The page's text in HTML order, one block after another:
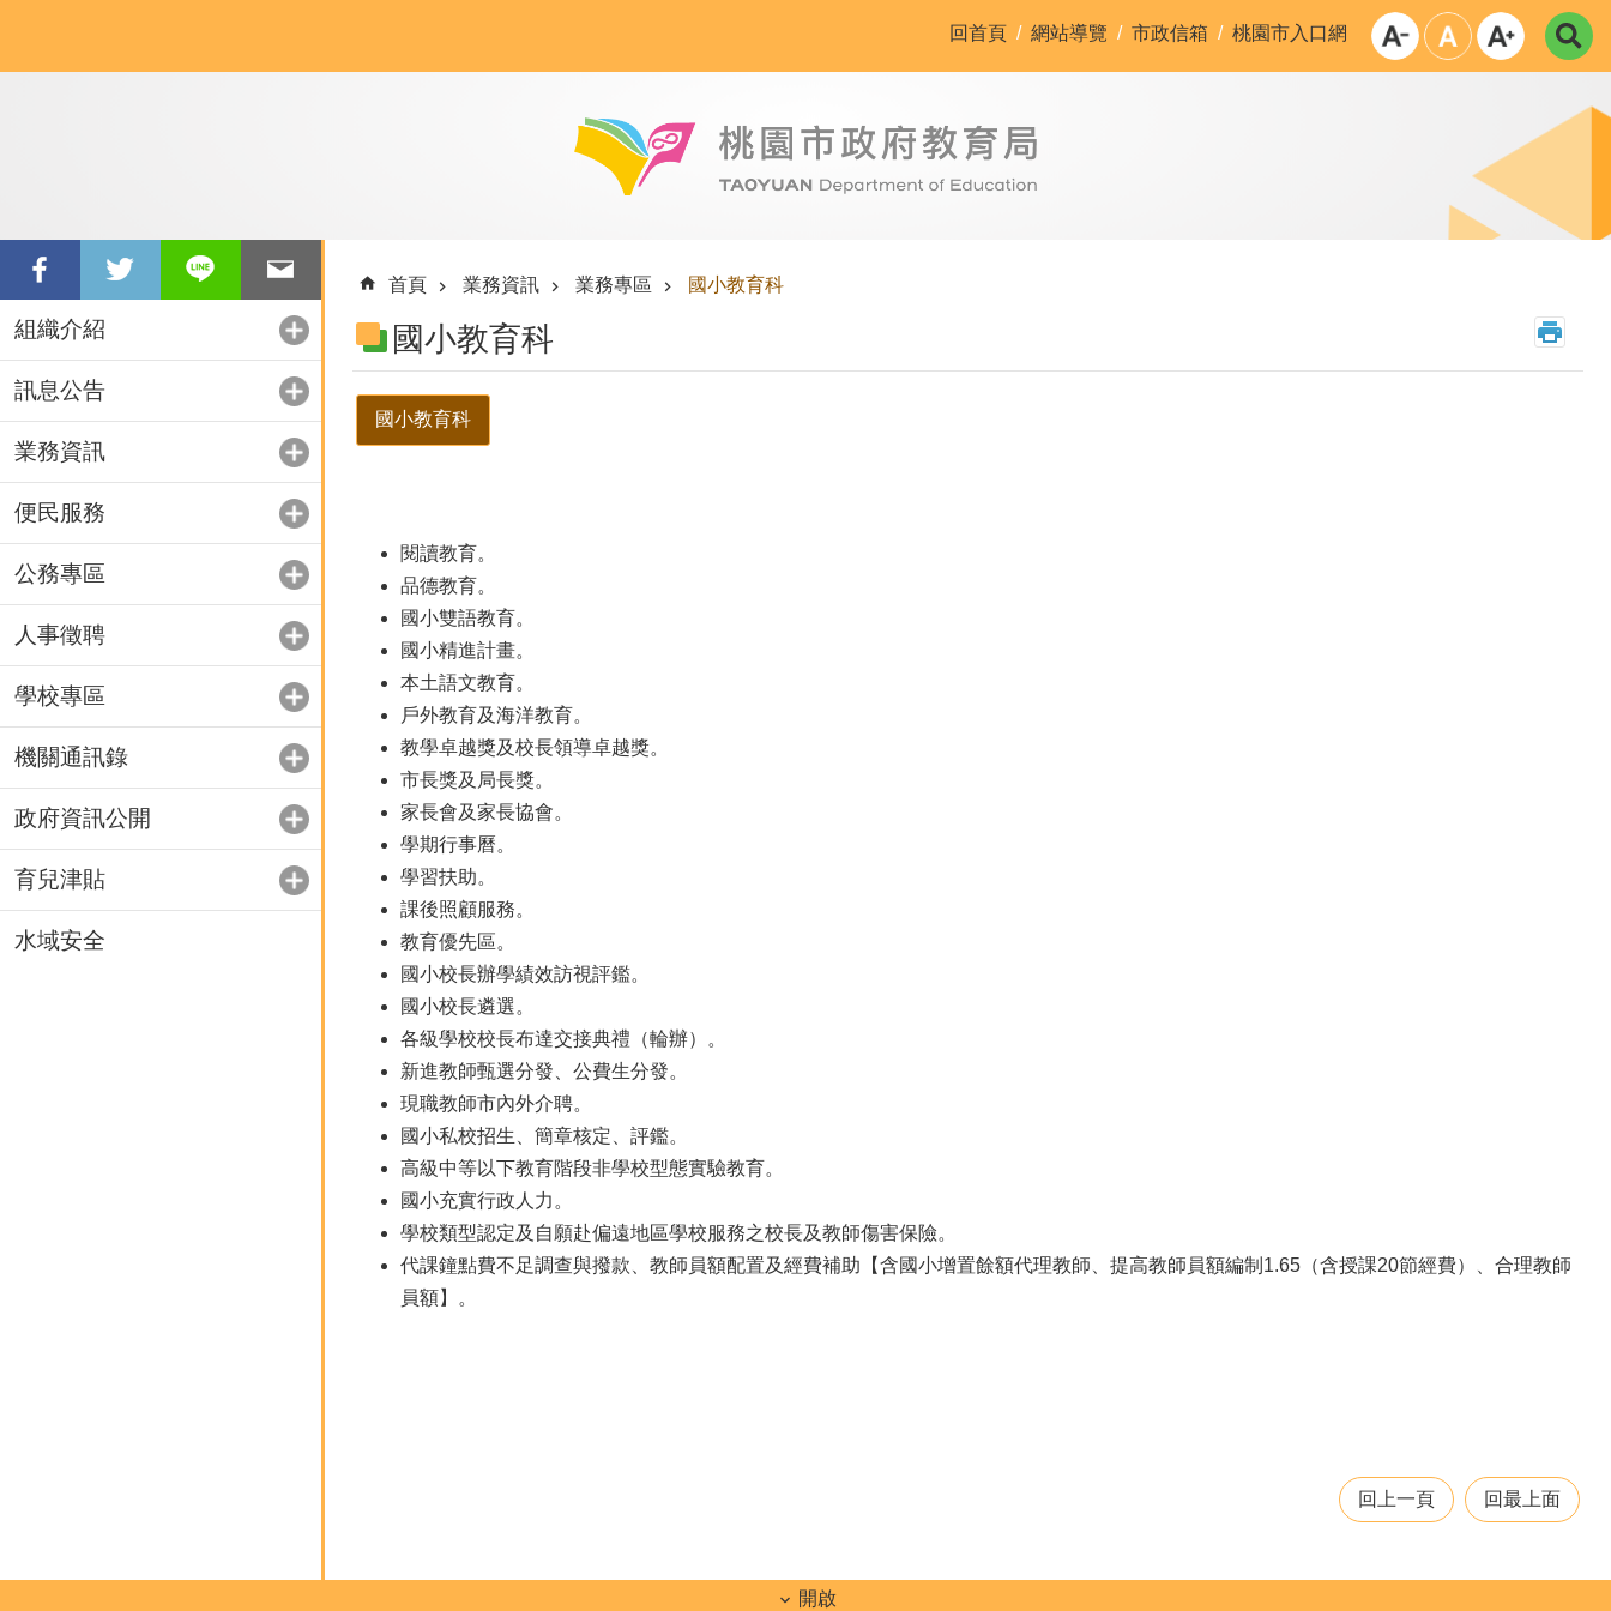
回首頁 網站導覽 市政信箱 桃園市入口網
組織介紹
訊息公告
業務資訊
便民服務
公務專區
人事徵聘
學校專區
機關通訊錄
政府資訊公開
育兒津貼
水域安全
首頁 業務資訊 業務專區 國小教育科
國小教育科
國小教育科
閱讀教育。
品德教育。
國小雙語教育。
國小精進計畫。
本土語文教育。
戶外教育及海洋教育。
教學卓越獎及校長領導卓越獎。
市長獎及局長獎。
家長會及家長協會。
學期行事曆。
學習扶助。
課後照顧服務。
教育優先區。
國小校長辦學績效訪視評鑑。
國小校長遴選。
各級學校校長布達交接典禮（輪辦）。
新進教師甄選分發、公費生分發。
現職教師市內外介聘。
國小私校招生、簡章核定、評鑑。
高級中等以下教育階段非學校型態實驗教育。
國小充實行政人力。
學校類型認定及自願赴偏遠地區學校服務之校長及教師傷害保險。
代課鐘點費不足調查與撥款、教師員額配置及經費補助【含國小增置餘額代理教師、提高教師員額編制1.65（含授課20節經費）、合理教師
員額】。
回上一頁 回最上面
開啟